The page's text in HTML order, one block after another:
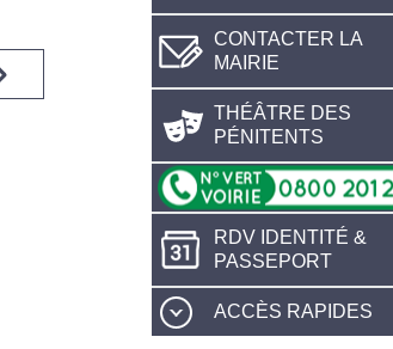
CONTACTER LA
MAIRIE
THÉÂTRE DES
PÉNITENTS
RDV IDENTITÉ &
PASSEPORT
ACCÈS RAPIDES